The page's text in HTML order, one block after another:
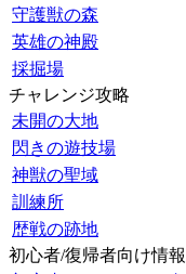
守護獣の森
英雄の神殿
採掘場
チャレンジ攻略
未開の大地
閃きの遊技場
神獣の聖域
訓練所
歴戦の跡地
初心者/復帰者向け情報